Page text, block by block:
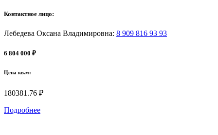
Контактное лицо:
Лебедева Оксана Владимировна: 8 909 816 93 93
6 804 000 ₽
Цена кв.м:
180381.76 ₽
Подробнее